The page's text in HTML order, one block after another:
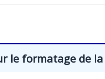
le formatage de la